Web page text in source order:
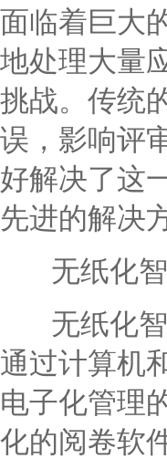
面临着巨大
地处理大量
挑战。传统
误，影响评
好解决了这
先进的解决
无纸化智
无纸化智
通过计算机
电子化管理
化的阅卷软